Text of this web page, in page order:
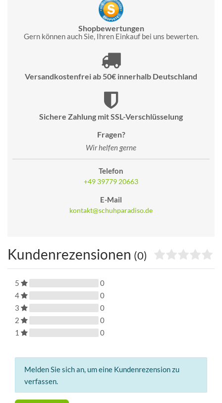
Shopbewertungen
Gern können auch Sie, Ihren Einkauf bei uns bewerten.
Versandkostenfrei ab 50€ innerhalb Deutschland
Sichere Zahlung mit SSL-Verschlüsselung
Fragen?
Wir helfen gerne
Telefon
+49 39779 20663
E-Mail
kontakt@schuhparadiso.de
Kundenrezensionen (0)
5
0
4
0
3
0
2
0
1
0
Melden Sie sich an, um eine Kundenrezension zu
verfassen.